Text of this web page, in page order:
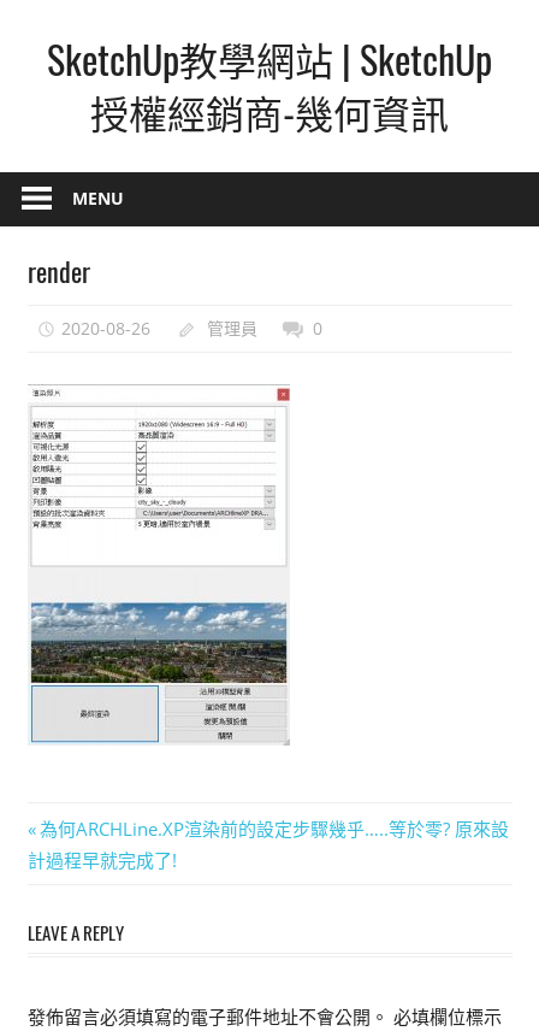
contentSketchUp教學網站 | SketchUp
授權經銷商-幾何資訊
–
最
覺
方
式,
人
人
都
能
上
手
的
3D
MENU
render
2020-08-26 管理員 0
文
章
導
Previous
Post:
為何ARCHLine.XP渲染前的設定步驟幾乎…..等於零? 原來設
計過程早就完成了!
LEAVE A REPLY
發佈留言必須填寫的電子郵件地址不會公開。 必填欄位標示